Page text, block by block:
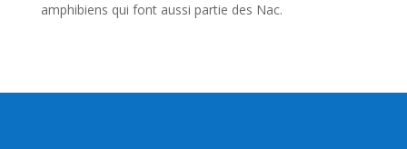
amphibiens qui font aussi partie des Nac.